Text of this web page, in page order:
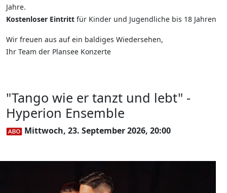
Jahre.
Kostenloser Eintritt für Kinder und Jugendliche bis 18 Jahren
Wir freuen aus auf ein baldiges Wiedersehen,
Ihr Team der Plansee Konzerte
"Tango wie er tanzt und lebt" -
Hyperion Ensemble
Mittwoch, 23. September 2026, 20:00